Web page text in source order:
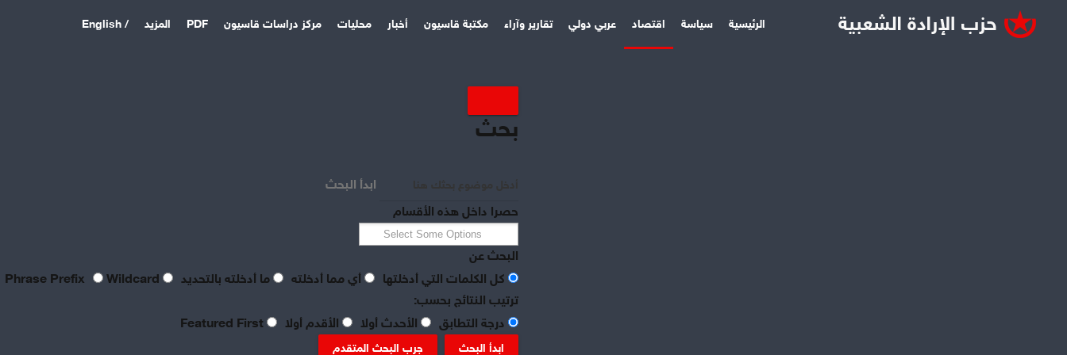
الرئيسية سياسة اقتصاد عربي دولي تقارير وآراء مكتبة قاسيون أخبار محليات مركز دراسات قاسيون PDF المزيد / English
بحث
ابدأ البحث
حصرا داخل هذه الأقسام
البحث عن
كل الكلمات التي أدخلتها
أي مما أدخلته ما أدخلته بالتحديد
Wildcard
ترتيب النتائج بحسب:
درجة التطابق
الأحدث أولا الأقدم أولا
ابدأ البحث جرب البحث المتقدم
واقع الصناعة النسيجية
السورية: «عن جد نزعتا»
تنظيم العمال: ضرورة